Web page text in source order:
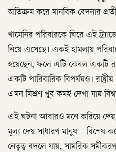
অতিক্রম করে মানবিক বেদনার
খামেনির পরিবারকে ঘিরে এই
নিয়ে এসেছে। একই হামলায়
হয়েছেন, ফলে এটি কেবল একটি
একটি পারিবারিক বিপর্যয়ও।
এমন মিশ্রণ খুব কমই দেখা যায়
এই ঘটনা আবারও মনে করিয়ে
মূল্য দেয় সাধারণ মানুষ—বিশেষ
নেতৃত্ব বদলে যায়, সামরিক সমীকরণ